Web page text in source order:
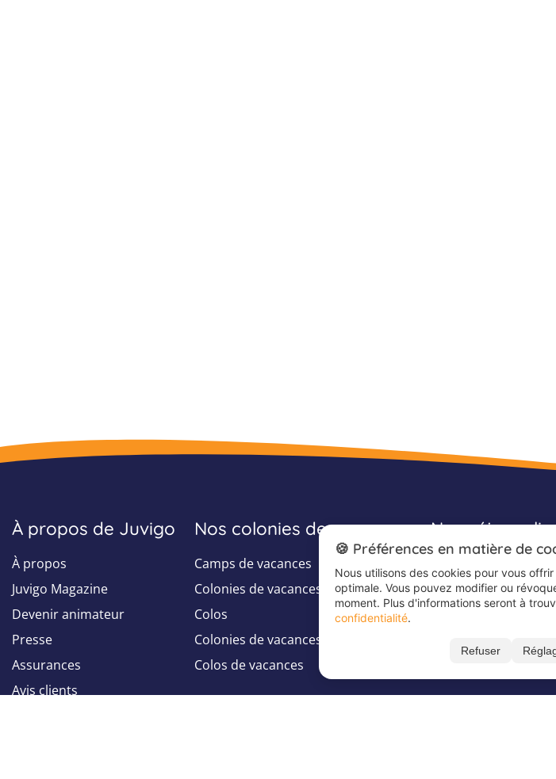
À propos de Juvigo
À propos
Juvigo Magazine
Devenir animateur
Presse
Assurances
Avis clients
Nos colonies de vacances
Camps de vacances
Colonies de vacances
Colos
Colonies de vacances été
Colos de vacances
Nos séjours
Séjours
Séjours
Séjours
🍪 Préférences en matière de
Nous utilisons des cookies pour vous
optimale. Vous pouvez modifier ou
moment. Plus d'informations seront à
confidentialité.
Refuser